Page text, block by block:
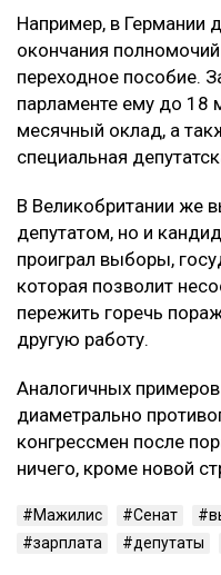
Например, в Германии
окончания
переходное пособие.
парламенте ему до 18
месячный оклад, а
специальная
В Великобритании же
депутатом, но и
проиграл выборы,
которая позволит
пережить горечь
другую работу.
Аналогичных
диаметрально
конгрессмен после
ничего, кроме новой
Мажилис Сенат
зарплата
депутаты